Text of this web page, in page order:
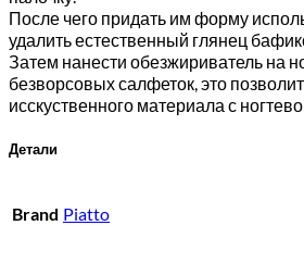
После чего придать им форму
удалить естественный глянец
Затем нанести обезжириватель на
безворсовых салфеток, это
исскуственного материала с
Детали
Brand Piatto